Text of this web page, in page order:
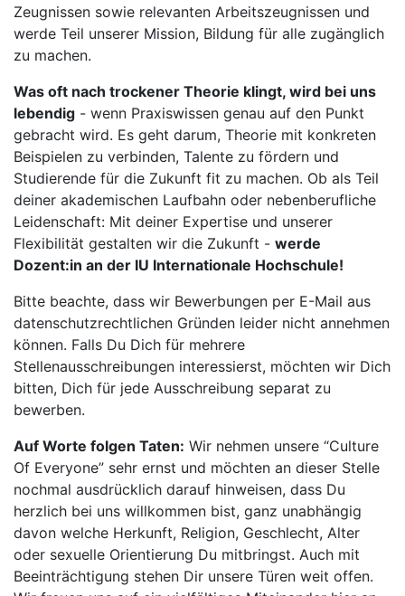
Zeugnissen sowie relevanten Arbeitszeugnissen und
werde Teil unserer Mission, Bildung für alle zugänglich
zu machen.
Was oft nach trockener Theorie klingt, wird bei uns
lebendig - wenn Praxiswissen genau auf den Punkt
gebracht wird. Es geht darum, Theorie mit konkreten
Beispielen zu verbinden, Talente zu fördern und
Studierende für die Zukunft fit zu machen. Ob als Teil
deiner akademischen Laufbahn oder nebenberufliche
Leidenschaft: Mit deiner Expertise und unserer
Flexibilität gestalten wir die Zukunft - werde
Dozent:in an der IU Internationale Hochschule!
Bitte beachte, dass wir Bewerbungen per E-Mail aus
datenschutzrechtlichen Gründen leider nicht annehmen
können. Falls Du Dich für mehrere
Stellenausschreibungen interessierst, möchten wir Dich
bitten, Dich für jede Ausschreibung separat zu
bewerben.
Auf Worte folgen Taten: Wir nehmen unsere “Culture
Of Everyone” sehr ernst und möchten an dieser Stelle
nochmal ausdrücklich darauf hinweisen, dass Du
herzlich bei uns willkommen bist, ganz unabhängig
davon welche Herkunft, Religion, Geschlecht, Alter
oder sexuelle Orientierung Du mitbringst. Auch mit
Beeinträchtigung stehen Dir unsere Türen weit offen.